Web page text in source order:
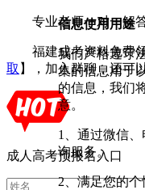
专业老师一对一解
福建成考资料免费领
取 】，加入群聊，还可
成人高考预报名入口
信息使用用途
我们严格遵守
集的信息用于
的信息，我们
意。
1、通过微信
询服务。
2、满足您的